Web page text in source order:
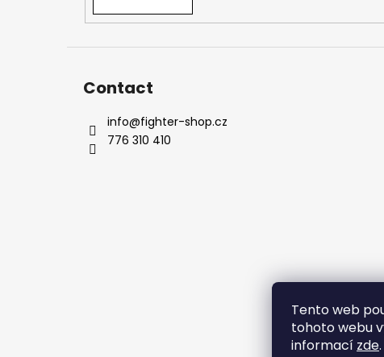
Tento web
tohoto webu
informací zde.
Contact
info@fighter-shop.cz
776 310 410